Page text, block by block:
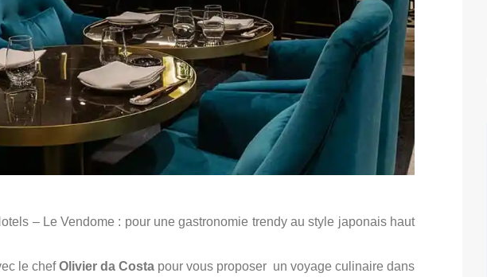
– Le Vendome : pour une gastronomie trendy au style japonais haut
le chefOlivier da Costa pour vous proposer un voyage culinaire dans